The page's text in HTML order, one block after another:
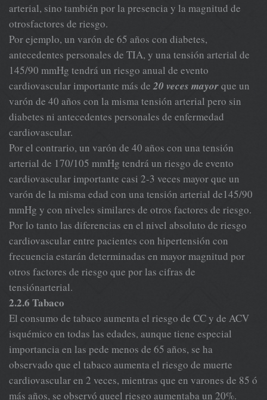
arterial, sino también por la presencia y la magnitud de
otrosfactores de riesgo.
Por ejemplo, un varón de 65 años con diabetes,
antecedentes personales de TIA, y una tensión arterial de
145/90 mmHg tendrá un riesgo anual de evento
cardiovascular importante más de 20 veces mayorque un
varón de 40 años con la misma tensión arterial pero sin
diabetes ni antecedentes personales de enfermedad
cardiovascular.
Por el contrario, un varón de 40 años con una tensión
arterial de 170/105 mmHg tendrá un riesgo de evento
cardiovascular importante casi 2-3 veces mayor que un
varón de la misma edad con una tensión arterial de145/90
mmHg y con niveles similares de otros factores de riesgo.
Por lo tanto las diferencias en el nivel absoluto de riesgo
cardiovascular entre pacientes con hipertensión con
frecuencia estarán determinadas en mayor magnitud por
otros factores de riesgo que por las cifras de
tensiónarterial.
2.2.6 Tabaco
El consumo de tabaco aumenta el riesgo de CC y de ACV
isquémico en todas las edades, aunque tiene especial
importancia en las pede menos de 65 años, se ha
observado que el tabaco aumenta el riesgo de muerte
cardiovascular en 2 veces, mientras que en varones de 85 ó
más años, se observó queel riesgo aumentaba un 20%.